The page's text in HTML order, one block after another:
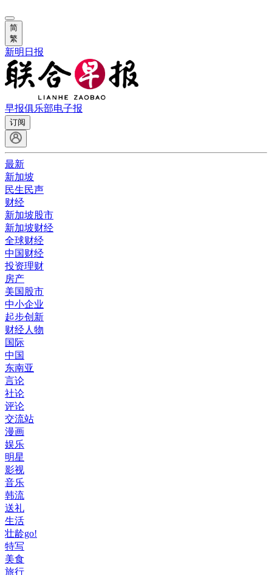
简
繁
新明日报
早报俱乐部电子报
订阅
最新
新加坡
民生民声
财经
新加坡股市
新加坡财经
全球财经
中国财经
投资理财
房产
美国股市
中小企业
起步创新
财经人物
国际
中国
东南亚
言论
社论
评论
交流站
漫画
娱乐
明星
影视
音乐
韩流
送礼
生活
壮龄go!
特写
美食
旅行